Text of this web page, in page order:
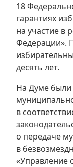
18
гарантиях
на участие в
Федерации».
десять лет.
На Думе были
в
о передаче
в
«Управление